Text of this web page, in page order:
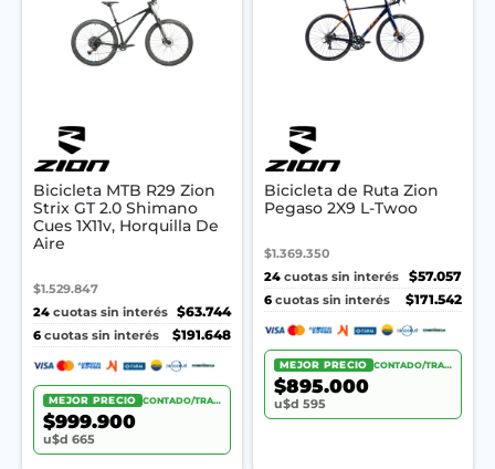
Bicicleta MTB R29 Zion
Strix GT 2.0 Shimano
Cues 1X11v, Horquilla De
Aire
$1.529.847
24 cuotas sin interés
$63.744
6 cuotas sin interés $191.648
MEJOR PRECIO CONTADO/TRANSF.
$999.900
u$d 665
Bicicleta de Ruta Zion
Pegaso 2X9 L-Twoo
$1.369.350
24 cuotas sin interés
$57.057
6 cuotas sin interés $171.542
MEJOR PRECIO CONTADO/TRANSF.
$895.000
u$d 595